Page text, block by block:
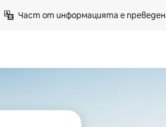
Част от информацията е